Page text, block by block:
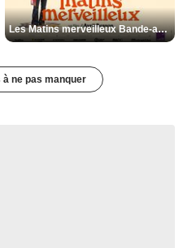
Les Matins merveilleux Bande-annonce VF
ne pas manquer